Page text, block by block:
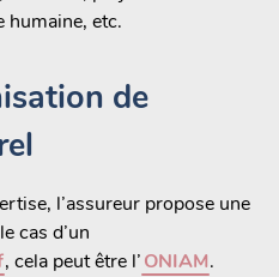
humaine, etc.
de
l’assureur propose une
cas d’un
, cela peut être l’ONIAM.